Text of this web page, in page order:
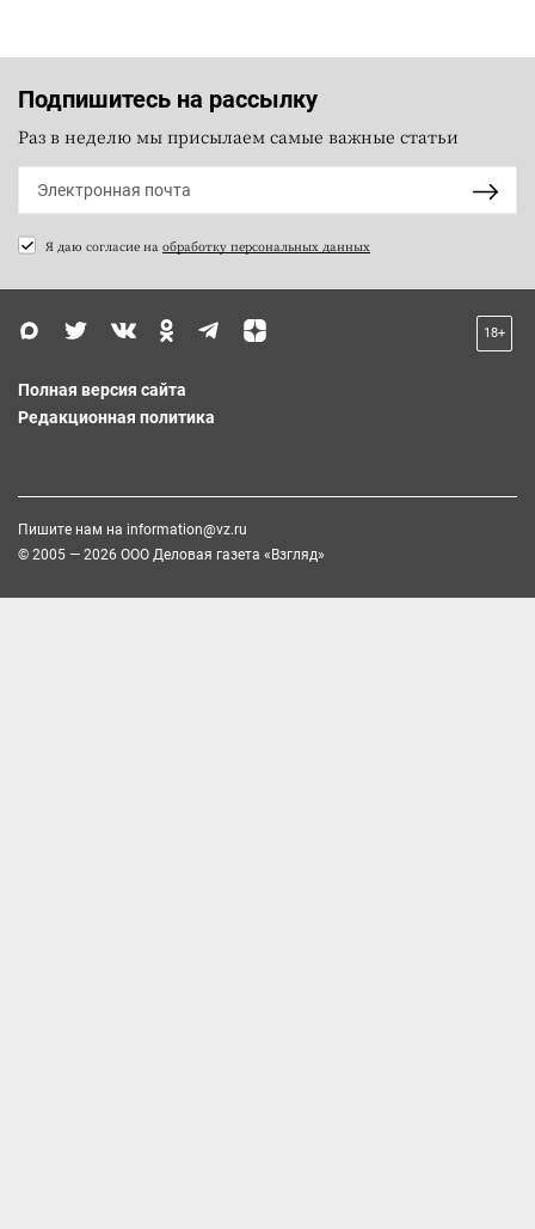
Подпишитесь на рассылку
Раз в неделю мы присылаем самые важные статьи
Я даю согласие на обработку персональных данных
18+
Полная версия сайта
Редакционная политика
Пишите нам на information@vz.ru
© 2005 — 2026 ООО Деловая газета «Взгляд»